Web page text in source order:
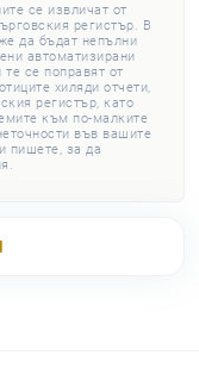
се извличат от
регистър. В
да бъдат непълни
автоматизирани
се поправят от
хиляди отчети,
регистър, като
към по-малките
във вашите
пишете, за да